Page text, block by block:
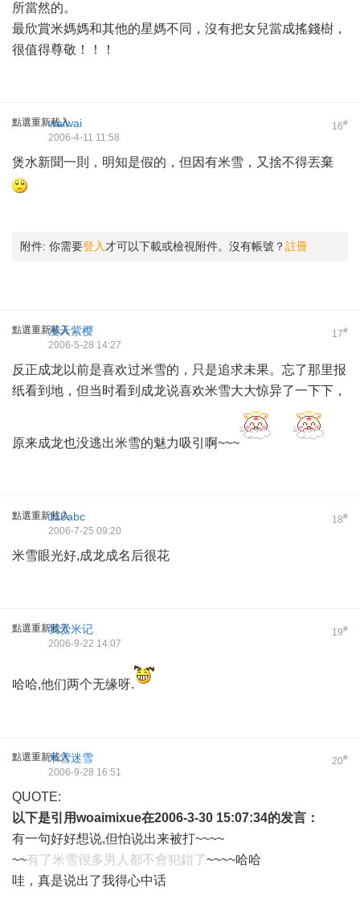
所當然的。
最欣賞米媽媽和其他的星媽不同，沒有把女兒當成搖錢樹，
很值得尊敬！！！
點選重新載入 16#
waiwai
2006-4-11 11:58
煲水新聞一則，明知是假的，但因有米雪，又捨不得丟棄
附件: 你需要登入 才可以下載或檢視附件。沒有帳號？註冊
點選重新載入 17#
漫天紫樱
2006-5-28 14:27
反正成龙以前是喜欢过米雪的，只是追求未果。忘了那里报
纸看到地，但当时看到成龙说喜欢米雪大大惊异了一下下，
原来成龙也没逃出米雪的魅力吸引啊~~~
點選重新載入 18#
116abc
2006-7-25 09:20
米雪眼光好,成龙成名后很花
點選重新載入 19#
我爱米记
2006-9-22 14:07
哈哈,他们两个无缘呀.
點選重新載入 20#
米雪迷雪
2006-9-28 16:51
QUOTE:
以下是引用woaimixue在2006-3-30 15:07:34的发言：
有一句好好想说,但怕说出来被打~~~~
~~有了米雪很多男人都不會犯錯了~~~~哈哈
哇，真是说出了我得心中话